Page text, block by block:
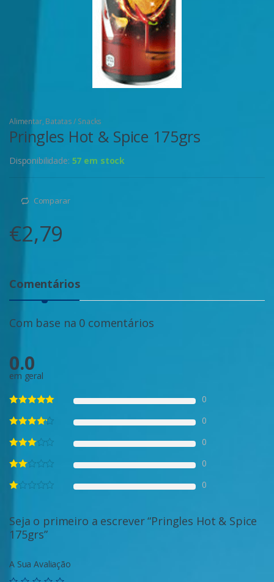
Alimentar, Batatas / Snacks
Pringles Hot & Spice 175grs
Disponibilidade: 57 em stock
Comparar
€2,79
Comentários
Com base na 0 comentários
0.0
em geral
0
0
0
0
0
Seja o primeiro a escrever “Pringles Hot & Spice
175grs”
A Sua Avaliação